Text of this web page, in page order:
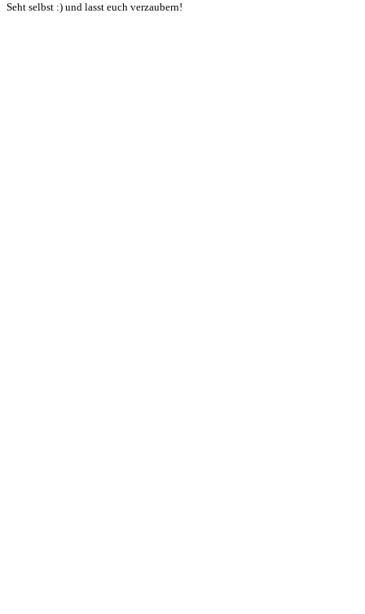
Seht selbst :) und lasst euch verzaubern!